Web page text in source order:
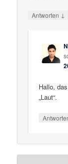
Antworten ↓
Hallo,
„Laut“.